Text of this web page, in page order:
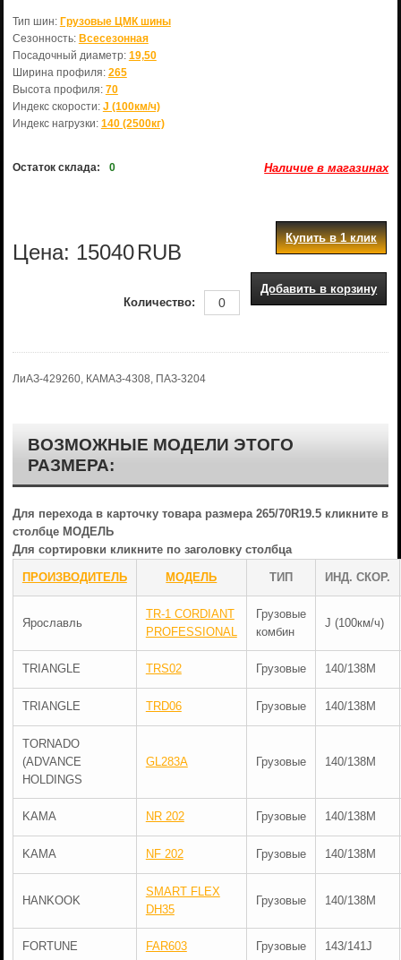
Тип шин: Грузовые ЦМК шины
Сезонность: Всесезонная
Посадочный диаметр: 19,50
Ширина профиля: 265
Высота профиля: 70
Индекс скорости: J (100км/ч)
Индекс нагрузки: 140 (2500кг)
Остаток склада: 0 Наличие в магазинах
Цена: 15040RUB
Купить в 1 клик
Добавить в корзину
Количество:
ЛиАЗ-429260, КАМАЗ-4308, ПАЗ-3204
ВОЗМОЖНЫЕ МОДЕЛИ ЭТОГО
РАЗМЕРА:
Для перехода в карточку товара размера 265/70R19.5 кликните в
столбце МОДЕЛЬ
Для сортировки кликните по заголовку столбца
ПРОИЗВОДИТЕЛЬ МОДЕЛЬ ТИП ИНД. СКОР.
Ярославль
TR-1 CORDIANT
PROFESSIONAL
Грузовые
комбин
J (100км/ч)
TRIANGLE TRS02 Грузовые 140/138M
TRIANGLE TRD06 Грузовые 140/138M
TORNADO
(ADVANCE
HOLDINGS
GL283A Грузовые 140/138M
KAMA NR 202 Грузовые 140/138M
KAMA NF 202 Грузовые 140/138M
HANKOOK
SMART FLEX
DH35
Грузовые 140/138M
FORTUNE FAR603 Грузовые 143/141J